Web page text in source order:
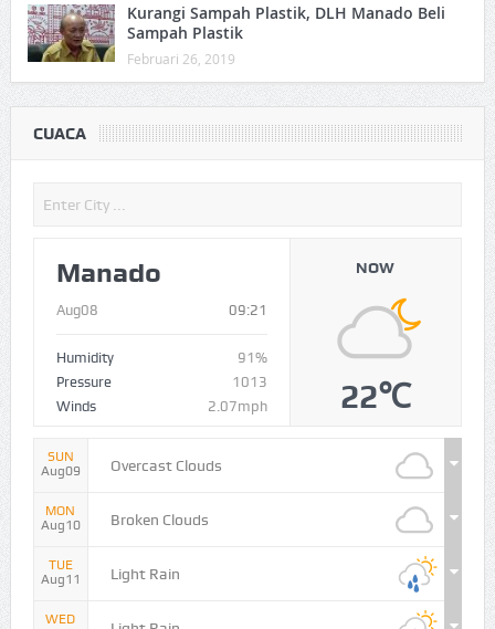
Kurangi Sampah Plastik, DLH Manado Beli
Sampah Plastik
Februari 26, 2019
CUACA
Manado
Aug08 09:21
Humidity
91%
Pressure
1013
Winds
2.07mph
NOW
22℃
SUN
Aug09
Overcast Clouds
MON
Aug10
Broken Clouds
TUE
Aug11
Light Rain
WED